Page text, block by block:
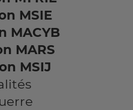
MSIE
MACYB
MARS
MSIJ